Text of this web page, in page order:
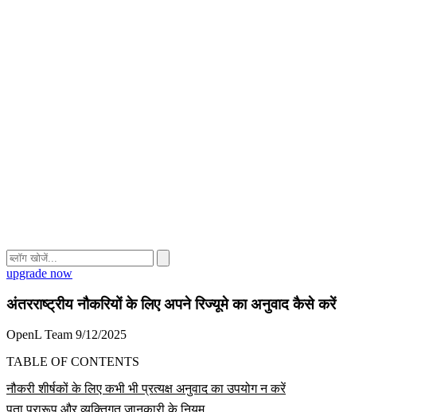
upgrade now
अंतरराष्ट्रीय नौकरियों के लिए अपने रिज्यूमे का अनुवाद कैसे करें
OpenL Team 9/12/2025
TABLE OF CONTENTS
नौकरी शीर्षकों के लिए कभी भी प्रत्यक्ष अनुवाद का उपयोग न करें